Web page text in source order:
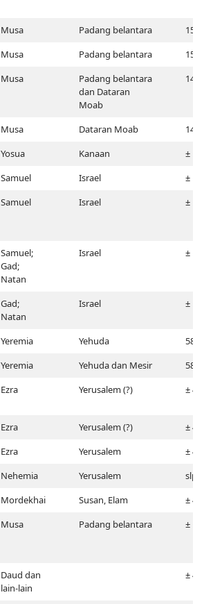
Musa Padang belantara
1512
Musa Padang belantara
1512
Musa
Padang belantara
dan Dataran
Moab
1473
Musa Dataran Moab
1473
Yosua Kanaan
±
Samuel Israel
±
Samuel Israel ±
Samuel;
Gad;
Natan
Israel ±
Gad;
Natan
Israel ±
Yeremia Yehuda
580
Yeremia Yehuda dan Mesir
580
Ezra Yerusalem (?) ±
Ezra Yerusalem (?)
±
Ezra Yerusalem
±
Nehemia Yerusalem
Mordekhai Susan, Elam
±
Musa Padang belantara ±
Daud dan
lain-lain
±